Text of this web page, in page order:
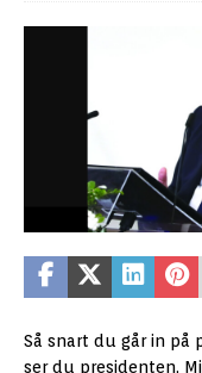
Så snart du går in på
ser du presidenten,